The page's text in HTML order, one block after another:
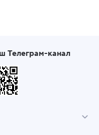
Телеграм-канал